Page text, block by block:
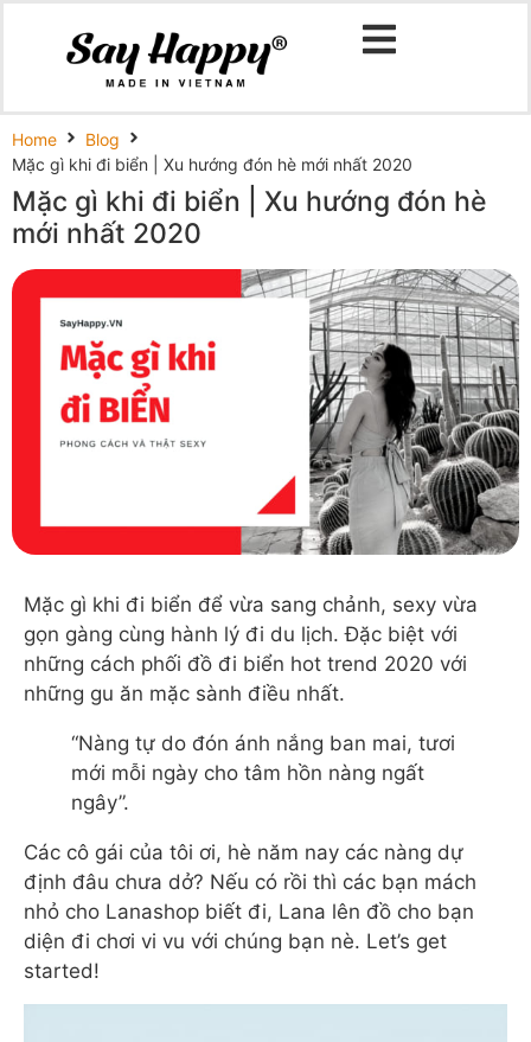
Home
Blog
Mặc gì khi đi biển | Xu hướng đón hè mới nhất 2020
Mặc gì khi đi biển | Xu hướng đón hè
mới nhất 2020
Mặc gì khi đi biển để vừa sang chảnh, sexy vừa
gọn gàng cùng hành lý đi du lịch. Đặc biệt với
những cách phối đồ đi biển hot trend 2020 với
những gu ăn mặc sành điều nhất.
“Nàng tự do đón ánh nắng ban mai, tươi
mới mỗi ngày cho tâm hồn nàng ngất
ngây”.
Các cô gái của tôi ơi, hè năm nay các nàng dự
định đâu chưa dở? Nếu có rồi thì các bạn mách
nhỏ cho Lanashop biết đi, Lana lên đồ cho bạn
diện đi chơi vi vu với chúng bạn nè. Let’s get
started!